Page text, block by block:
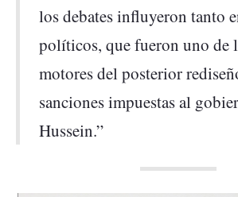
los debates influyeron tanto
políticos, que fueron uno de
motores del posterior
sanciones impuestas al
Hussein.”